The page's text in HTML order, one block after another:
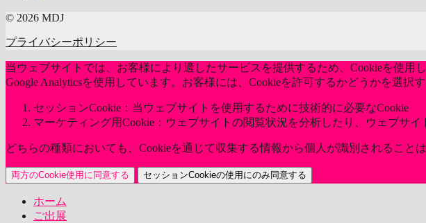
© 2026 MDJ
プライバシーポリシー
当ウェブサイトでは、お客様により適したサービスを提供するため、Cookieを使
Google Analyticsを使用しています。お客様には、Cookieを許可するかどうかを選択
セッションCookie：当ウェブサイトを使用するために技術的に必要なCookie
マーケティング用Cookie：ウェブサイトの閲覧状況を分析したり、ウェブサ
どちらの種類においても、Cookieを通じて収集する情報から個人が識別されることは
両方のCookie使用に同意する セッションCookieの使用にのみ同意する
ホーム
ご出展